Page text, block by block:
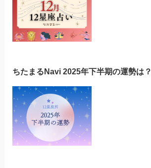
ちたまるNavi 2025年下半期の運勢は？